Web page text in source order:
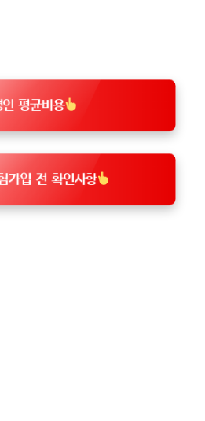
인 평균비용
가입 전 확인사항